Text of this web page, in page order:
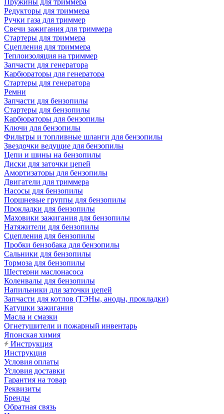
Пружины для триммера
Редукторы для триммера
Ручки газа для триммер
Свечи зажигания для триммера
Стартеры для триммера
Сцепления для триммера
Теплоизоляция на триммер
Запчасти для генератора
Карбюраторы для генератора
Стартеры для генератора
Ремни
Запчасти для бензопилы
Стартеры для бензопилы
Карбюраторы для бензопилы
Ключи для бензопилы
Фильтры и топливные шланги для бензопилы
Звездочки ведущие для бензопилы
Цепи и шины на бензопилы
Диски для заточки цепей
Амортизаторы для бензопилы
Двигатели для триммера
Насосы для бензопилы
Поршневые группы для бензопилы
Прокладки для бензопилы
Маховики зажигания для бензопилы
Натяжители для бензопилы
Сцепления для бензопилы
Пробки бензобака для бензопилы
Сальники для бензопилы
Тормоза для бензопилы
Шестерни маслонасоса
Коленвалы для бензопилы
Напильники для заточки цепей
Запчасти для котлов (ТЭНы, аноды, прокладки)
Катушки зажигания
Масла и смазки
Огнетушители и пожарный инвентарь
Японская химия
Инструкция
Инструкция
Условия оплаты
Условия доставки
Гарантия на товар
Реквизиты
Бренды
Обратная связь